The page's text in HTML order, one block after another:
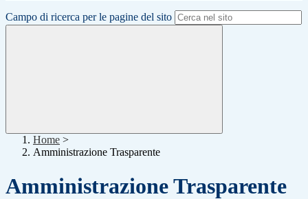
Campo di ricerca per le pagine del sito
Home >
Amministrazione Trasparente
Amministrazione Trasparente